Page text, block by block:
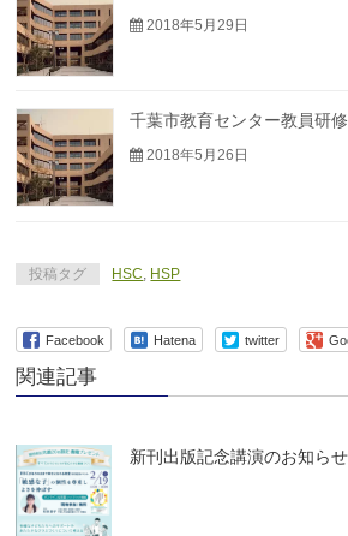
2018年5月29日
千葉市教育センター教員
2018年5月26日
投稿タグ HSC HSP
Facebook Hatena twitter
関連記事
新刊出版記念講演のお知らせ